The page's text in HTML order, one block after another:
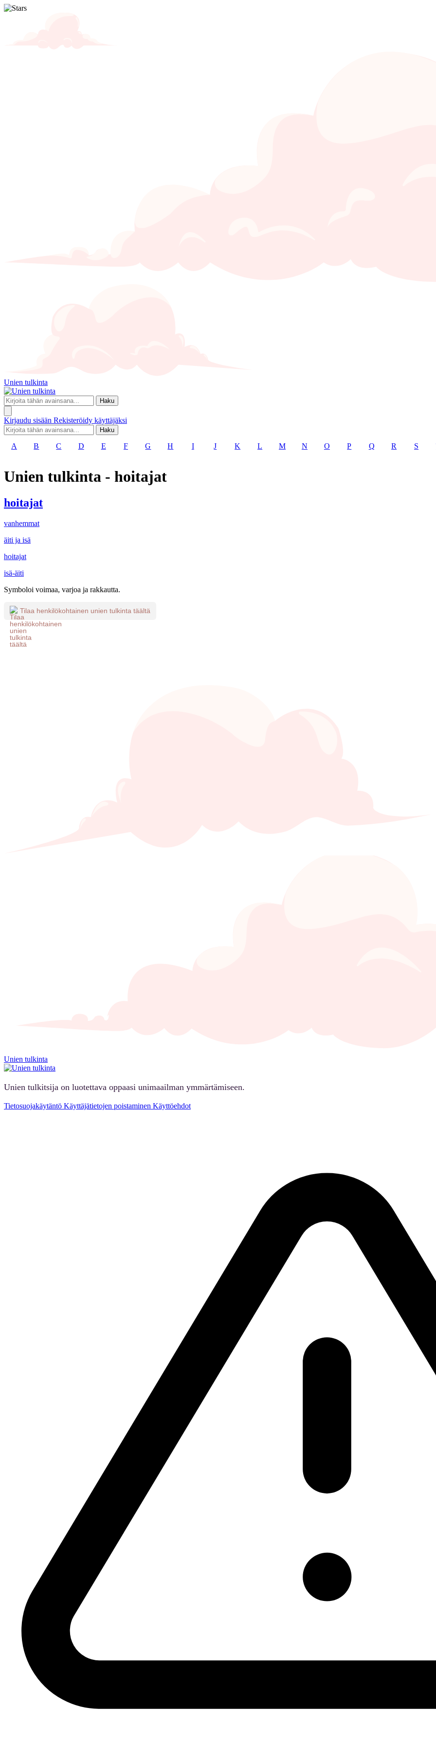
Unien tulkinta
Haku
Kirjaudu sisään Rekisteröidy käyttäjäksi
Haku
A B C D E F G H I J K L M N O P Q R S
Unien tulkinta - hoitajat
hoitajat
vanhemmat
äiti ja isä
hoitajat
isä-äiti
Symboloi voimaa, varjoa ja rakkautta.
Tilaa henkilökohtainen unien tulkinta täältä
Unien tulkinta
Unien tulkitsija on luotettava oppaasi unimaailman ymmärtämiseen.
Tietosuojakäytäntö Käyttäjätietojen poistaminen Käyttöehdot